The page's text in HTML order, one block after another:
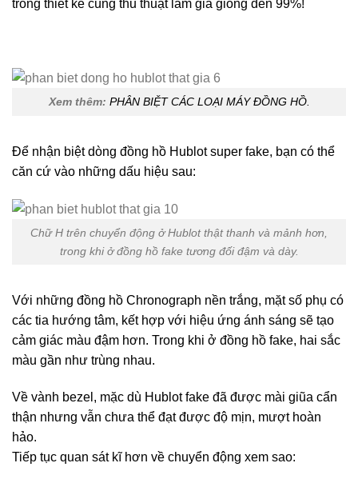
trong thiết kế cùng thủ thuật làm giả giống đến 99%!
Xem thêm: PHÂN BIỆT CÁC LOẠI MÁY ĐỒNG HỒ.
Để nhận biệt dòng đồng hồ Hublot super fake, bạn có thể
căn cứ vào những dấu hiệu sau:
Chữ H trên chuyển động ở Hublot thật thanh và mảnh hơn,
trong khi ở đồng hồ fake tương đối đậm và dày.
Với những đồng hồ Chronograph nền trắng, mặt số phụ có
các tia hướng tâm, kết hợp với hiệu ứng ánh sáng sẽ tạo
cảm giác màu đậm hơn. Trong khi ở đồng hồ fake, hai sắc
màu gần như trùng nhau.
Về vành bezel, mặc dù Hublot fake đã được mài giũa cẩn
thận nhưng vẫn chưa thể đạt được độ mịn, mượt hoàn
hảo.
Tiếp tục quan sát kĩ hơn về chuyển động xem sao: